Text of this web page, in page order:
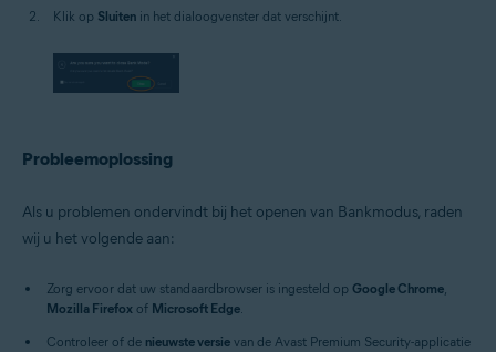
Klik op Sluiten in het dialoogvenster dat verschijnt.
Probleemoplossing
Als u problemen ondervindt bij het openen van Bankmodus, raden
wij u het volgende aan:
Zorg ervoor dat uw standaardbrowser is ingesteld op Google Chrome,
Mozilla Firefox of Microsoft Edge.
Controleer of de nieuwste versie van de Avast Premium Security-applicatie